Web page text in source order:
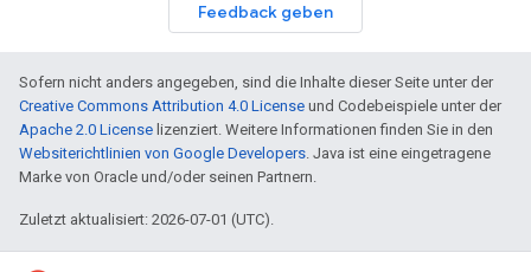
Feedback geben
Sofern nicht anders angegeben, sind die Inhalte dieser Seite unter der
Creative Commons Attribution 4.0 License und Codebeispiele unter der
Apache 2.0 License lizenziert. Weitere Informationen finden Sie in den
Websiterichtlinien von Google Developers. Java ist eine eingetragene
Marke von Oracle und/oder seinen Partnern.
Zuletzt aktualisiert: 2026-07-01 (UTC).